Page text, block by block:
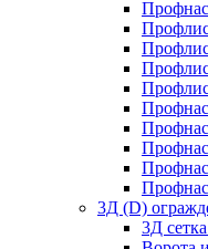
3Д (D)
3Д